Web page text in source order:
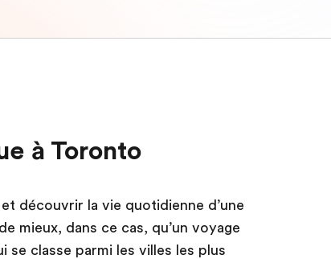
à Toronto
découvrir la vie quotidienne d’une
mieux, dans ce cas, qu’un voyage
se classe parmi les villes les plus